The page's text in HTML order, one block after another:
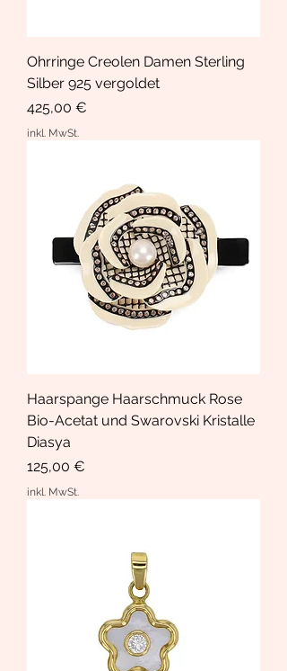
Ohrringe Creolen Damen Sterling
Silber 925 vergoldet
Preis
425,00 €
inkl. MwSt.
Haarspange Haarschmuck Rose
Bio-Acetat und Swarovski Kristalle
Diasya
Preis
125,00 €
inkl. MwSt.